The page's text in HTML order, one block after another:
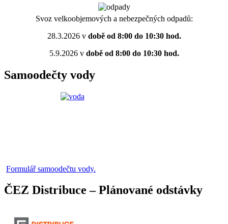
Svoz velkoobjemových a nebezpečných odpadů:
28.3.2026 vdobě od 8:00 do 10:30 hod.
5.9.2026 vdobě od 8:00 do 10:30 hod.
Samoodečty vody
Formulář samoodečtu vody.
ČEZ Distribuce – Plánované odstávky